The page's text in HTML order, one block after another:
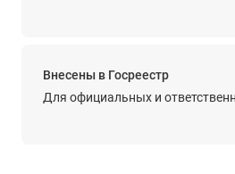
Внесены в Госреестр
Для официальных и